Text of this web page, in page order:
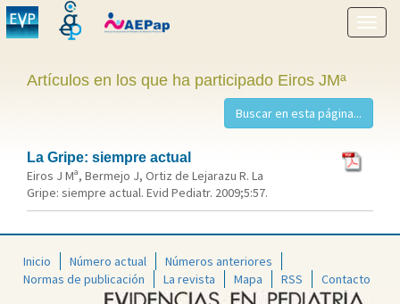
menú
Artículos en los que ha participado Eiros JMª
La Gripe: siempre actual
Eiros J Mª, Bermejo J, Ortiz de Lejarazu R. La
Gripe: siempre actual. Evid Pediatr. 2009;5:57.
Inicio Número actual
Números anteriores
Normas de publicación
La revista Mapa RSS Contacto